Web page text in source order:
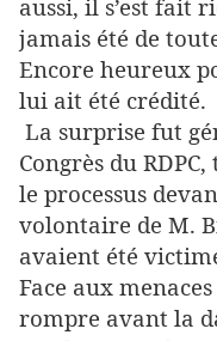
aussi, il s’est fait
jamais été de
Encore heureux
lui ait été crédité.
La surprise fut
Congrès du
le processus
volontaire de M.
avaient été
Face aux
rompre avant la